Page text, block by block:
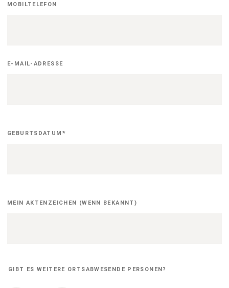
MOBILTELEFON
E-MAIL-ADRESSE
Geburtsdatum
GEBURTSDATUM *
Aktenzeichen
MEIN AKTENZEICHEN (WENN BEKANNT)
Weitere
GIBT ES WEITERE ORTSABWESENDE PERSONEN?